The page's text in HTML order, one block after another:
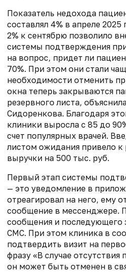
Показатель недохода
составлял 4% в апреле 2025
2% к сентябрю позволило
системы подтверждения
на вопрос, придет ли
70%. При этом они стали
необходимости отменить
окна теперь закрываются
резервного листа,
Сидоренкова. Благодаря
клиники выросла с 85 до
счет популярных врачей.
листом ожидания привело к
выручки на 500 тыс. руб.
Первый этап системы
— это уведомление в
отреагировал на него, ему
сообщение в мессенджере.
сообщения и последующего
СМС. При этом клиника в
подтвердить визит на
фразу «В случае
он может быть отменен в